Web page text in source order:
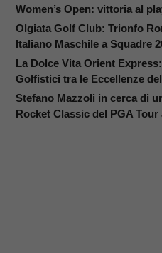
Women’s Open: vittoria al
Olgiata Golf Club: Trionfo
Italiano Maschile a Squadre
La Dolce Vita Orient
Golfistici tra le Eccellenze
Stefano Mazzoli in cerca di
Rocket Classic del PGA Tour